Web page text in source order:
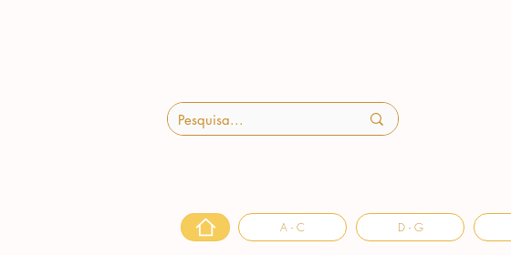
A - C D - G